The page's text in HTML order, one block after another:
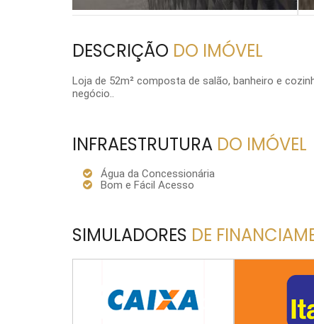
DESCRIÇÃO DO IMÓVEL
Loja de 52m² composta de salão, banheiro e
negócio..
INFRAESTRUTURA DO IMÓVEL
Água da Concessionária
Bom e Fácil Acesso
SIMULADORES DE